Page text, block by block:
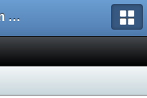
Cộng đồng Âm nhạc Sound Says